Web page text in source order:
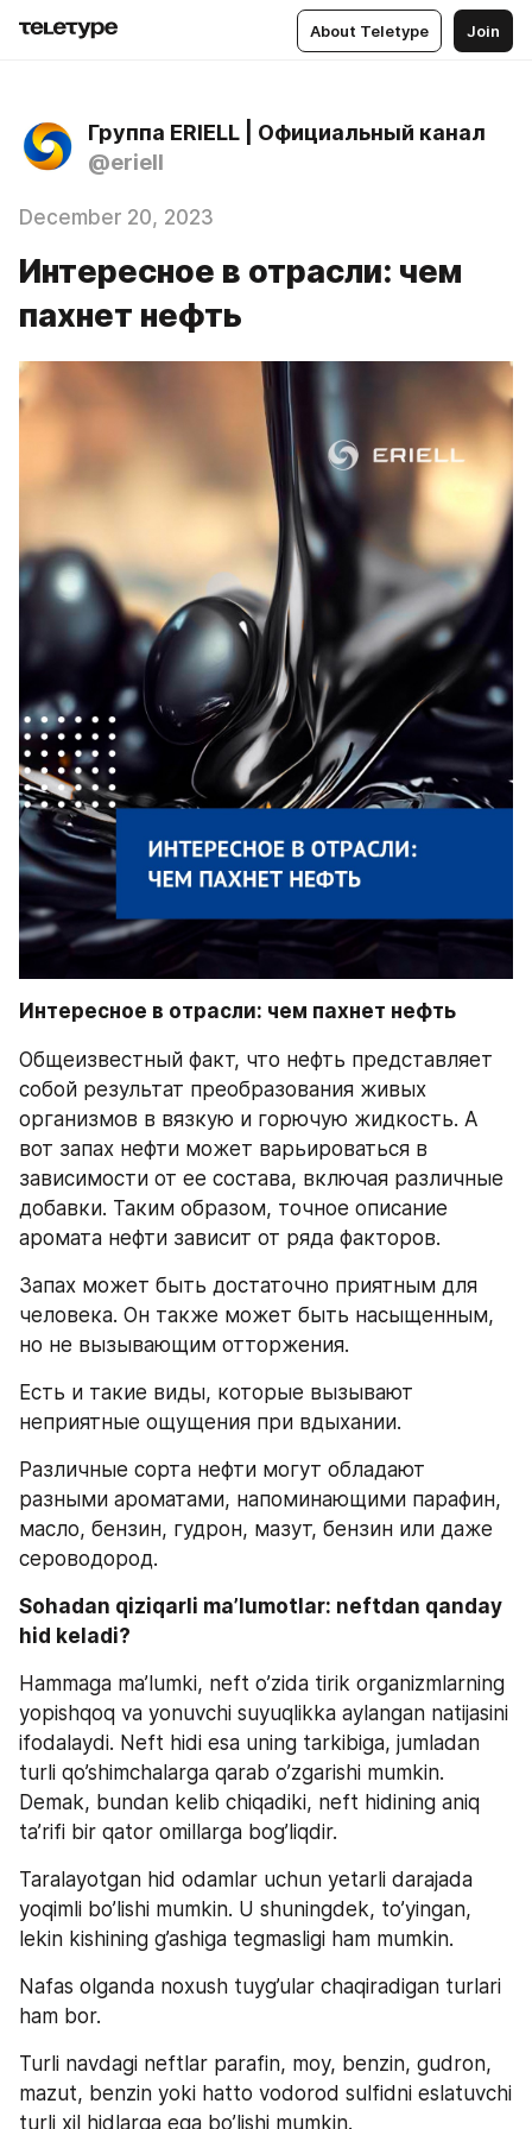
About Teletype Join
Группа ERIELL | Официальный канал
@eriell
December 20, 2023
Интересное в отрасли: чем
пахнет нефть
Интересное в отрасли: чем пахнет нефть
Общеизвестный факт, что нефть представляет
собой результат преобразования живых
организмов в вязкую и горючую жидкость. А
вот запах нефти может варьироваться в
зависимости от ее состава, включая различные
добавки. Таким образом, точное описание
аромата нефти зависит от ряда факторов.
Запах может быть достаточно приятным для
человека. Он также может быть насыщенным,
но не вызывающим отторжения.
Есть и такие виды, которые вызывают
неприятные ощущения при вдыхании.
Различные сорта нефти могут обладают
разными ароматами, напоминающими парафин,
масло, бензин, гудрон, мазут, бензин или даже
сероводород.
Sohadan qiziqarli ma’lumotlar: neftdan qanday
hid keladi?
Hammaga ma’lumki, neft o’zida tirik organizmlarning
yopishqoq va yonuvchi suyuqlikka aylangan natijasini
ifodalaydi. Neft hidi esa uning tarkibiga, jumladan
turli qo’shimchalarga qarab o’zgarishi mumkin.
Demak, bundan kelib chiqadiki, neft hidining aniq
ta’rifi bir qator omillarga bog’liqdir.
Taralayotgan hid odamlar uchun yetarli darajada
yoqimli bo’lishi mumkin. U shuningdek, to’yingan,
lekin kishining g’ashiga tegmasligi ham mumkin.
Nafas olganda noxush tuyg’ular chaqiradigan turlari
ham bor.
Turli navdagi neftlar parafin, moy, benzin, gudron,
mazut, benzin yoki hatto vodorod sulfidni eslatuvchi
turli xil hidlarga ega bo’lishi mumkin.